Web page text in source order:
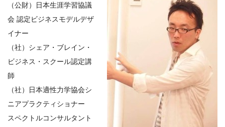
（公財）日本生涯学習協議
会 認定ビジネスモデルデザ
イナー
（社）シェア・ブレイン・
ビジネス・スクール認定講
師
（社）日本適性力学協会シ
ニアプラクティショナー
スペクトルコンサルタント